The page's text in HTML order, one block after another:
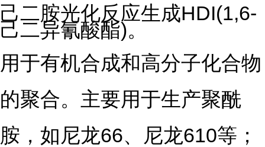
己二胺光化反应生成HDI(1,6-
己二异氰酸酯)。
用于有机合成和高分子化合物
的聚合。主要用于生产聚酰
胺，如尼龙66、尼龙610等；